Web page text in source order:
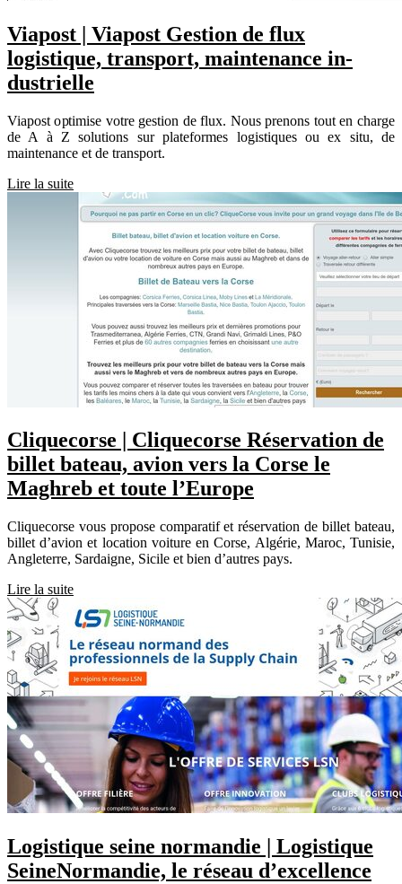
Viapost | Viapost Gestion de flux
logistique, transport, maintenance in­
dustriel­le
Viapost optimise votre gestion de flux. Nous prenons tout en charge
de A à Z solutions sur plateformes logistiques ou ex situ, de
maintenance et de transport.
Lire la suite
Cliquecorse | Cliquecorse Réservation de
billet bateau, avion vers la Corse le
Maghreb et toute l’Europe
Cliquecorse vous propose comparatif et réservation de billet bateau,
billet d’avion et location voiture en Corse, Algérie, Maroc, Tunisie,
Angleterre, Sardaigne, Sicile et bien d’autres pays.
Lire la suite
Logistique seine normandie | Logistique
SeineNormandie, le réseau d’excellence